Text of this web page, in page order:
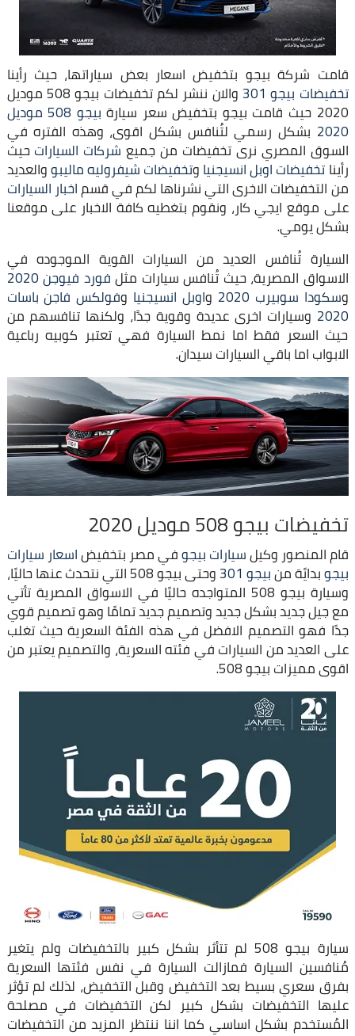
قامت شركة بيجو بتخفيض اسعار بعض سياراتها، حيث رأينا
تخفيضات بيجو 301 والان ننشر لكم تخفيضات بيجو 508 موديل
2020 حيث قامت بيجو بتخفيض سعر سيارة بيجو 508 موديل
2020 بشكل رسمي لتُنافس بشكل اقوى، وهذه الفتره في
السوق المصري نرى تخفيضات من جميع شركات السياراتحيث
رأيناتخفيضات اوبل انسيجنياوتخفيضات شيفروليه ماليبووالعديد
من التخفيضات الاخرى التي نشرناها لكم في قسماخبار السيارات
على موقع ايجي كار، ونقوم بتغطيه كافة الاخبار على موقعنا
بشكل يومي.
السيارة تُنافس العديد من السيارات القوية الموجوده في
الاسواق المصرية، حيث تُنافس سيارات مثلفورد فيوجن 2020
وسكودا سوبيرب 2020 واوبل انسيجنيا وفولكس فاجن باسات
2020 وسيارات اخرى عديدة وقوية جدًا، ولكنها تنافسهم من
حيث السعر فقط اما نمط السيارة فهي تعتبر كوبيه رباعية
الابواب اما باقي السيارات سيدان.
تخفيضات بيجو 508 موديل 2020
قام المنصور وكيلسيارات بيجوفي مصر بتخفيضاسعار سيارات
بيجوبدايًة منبيجو 301 وحتى بيجو 508 التي نتحدث عنها حاليًا،
وسيارة بيجو 508 المتواجده حاليًا في الاسواق المصرية تأتي
مع جيل جديد بشكل جديد وتصميم جديد تمامًا وهو تصميم قوي
جدًا فهو التصميم الافضل في هذه الفئة السعرية حيث تغلب
على العديد من السيارات في فئته السعرية، والتصميم يعتبر من
اقوى مميزات بيجو 508.
سيارة بيجو 508 لم تتأثر بشكل كبير بالتخفيضات ولم يتغير
مُنافسين السيارة فمازالت السيارة في نفس فئتها السعرية
بفرق سعري بسيط بعد التخفيض وقبل التخفيض، لذلك لم تؤثر
عليها التخفيضات بشكل كبير لكن التخفيضات في مصلحة
المُستخدم بشكل اساسي كما اننا ننتظر المزيد من التخفيضات